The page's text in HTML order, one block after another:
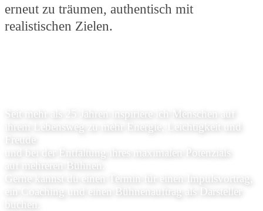
erneut zu träumen, authentisch mit
realistischen Zielen.
Seit mehr als 25 Jahren inspiriere ich Menschen auf
ihrem Lebensweg zu mehr Energie, Leichtigkeit und
Freude
und bei der Entfaltung ihres maximalen Potenzials
auf mehreren Bühnen.
Gerne kannst du einen Termin für einen Impulsvortrag,
ein Coaching und einen Bühnenauftrag als Darsteller
buchen.